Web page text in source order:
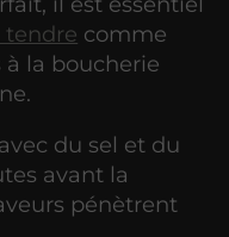
tendre comme
à la boucherie
avec du sel et du
avant la
pénètrent